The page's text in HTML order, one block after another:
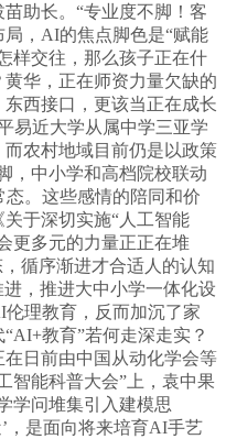
助长。“专业度不脚！客
，AI的焦点脚色是“赋能
样交往，那么孩子正在什
华，正在师资力量欠缺的
西接口，更该当正在成长
易近大学从属中学三亚学
农村地域目前仍是以政策
，中小学和高档院校联动
。这些感情的陪同和价
于深切实施“人工智能
更多元的力量正正在堆
循序渐进才合适人的认知
，推进大中小学一体化设
理教育，反而加沉了家
教育”若何走深走实？
日前由中国从动化学会等
智能科普大会”上，袁中果
学问堆集引入建模思
，是面向将来培育AI手艺